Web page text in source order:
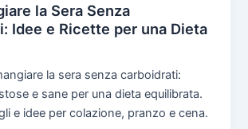
la Sera Senza
Idee e Ricette per una Dieta
la sera senza carboidrati:
e sane per una dieta equilibrata.
e idee per colazione, pranzo e cena.